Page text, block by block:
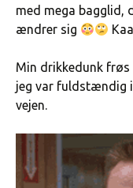
med mega bagglid,
ændrer sig
Min drikkedunk frøs
jeg var fuldstændig
vejen.